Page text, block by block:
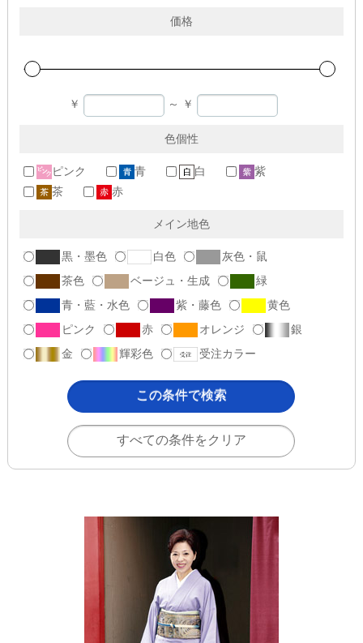
価格
￥ ～ ￥
色個性
ピンク 青 白
紫
茶
赤
メイン地色
黒・墨色 白色
灰色・鼠
茶色
ベージュ・生成
緑
青・藍・水色
紫・藤色
黄色
ピンク
赤 オレンジ
銀
金
輝彩色 受注カラー